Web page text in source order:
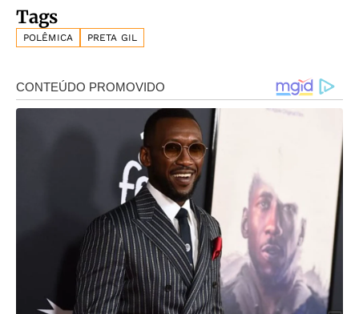
Tags
POLÊMICA PRETA GIL